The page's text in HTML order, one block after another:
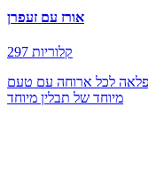
אורז עם זעפרן
297 קלוריות
לכל ארוחה עם טעם
מיוחד של תבלין מיוחד